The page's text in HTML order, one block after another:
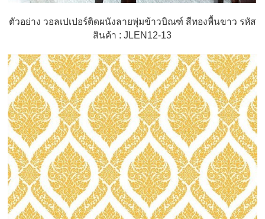
ตัวอย่าง วอลเปเปอร์ติดผนังลายพุ่มข้าวบิณฑ์ สีทองพื้นขาว รหัส
สินค้า : JLEN12-13